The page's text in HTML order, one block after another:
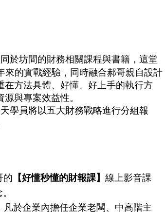
同於坊間的財務相關課程與書籍，這堂
來的實戰經驗，同時融合郝哥親自設計
在方法具體、好懂、好上手的執行方
與專案效益性。
天學員將以五大財務戰略進行分組報
的 【好懂秒懂的財報課】 線上影音課
凡於企業內擔任企業老闆、中高階主